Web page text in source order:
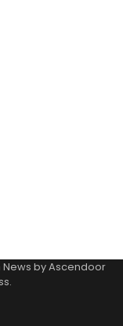
News byAscendoor
.